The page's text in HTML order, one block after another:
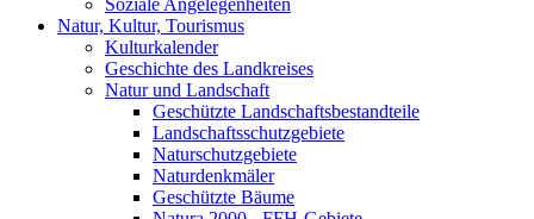
Soziale Angelegenheiten
Natur, Kultur, Tourismus
Kulturkalender
Geschichte des Landkreises
Natur und Landschaft
Geschützte Landschaftsbestandteile
Landschaftsschutzgebiete
Naturschutzgebiete
Naturdenkmäler
Geschützte Bäume